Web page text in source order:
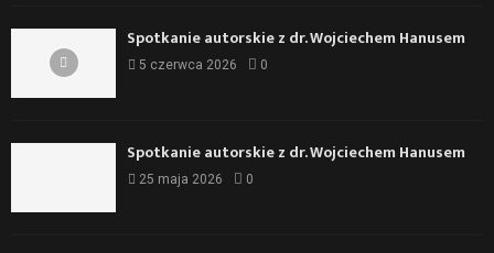
Spotkanie autorskie z dr. Wojciechem Hanusem
5 czerwca 2026 0
Spotkanie autorskie z dr. Wojciechem Hanusem
25 maja 2026 0